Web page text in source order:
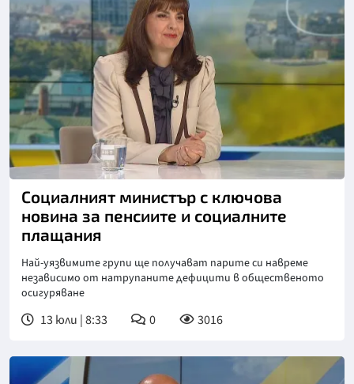
Снимка: БНТ
Социалният министър с ключова
новина за пенсиите и социалните
плащания
Най-уязвимите групи ще получават парите си навреме
независимо от натрупаните дефицити в общественото
осигуряване
13 юли | 8:33 0 3016